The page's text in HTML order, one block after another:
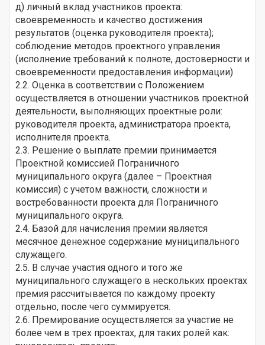
д) личный вклад участников проекта:
своевременность и качество достижения
результатов (оценка руководителя проекта);
соблюдение методов проектного управления
(исполнение требований к полноте, достоверности и
своевременности предоставления информации)
2.2. Оценка в соответствии с Положением
осуществляется в отношении участников проектной
деятельности, выполняющих проектные роли:
руководителя проекта, администратора проекта,
исполнителя проекта.
2.3. Решение о выплате премии принимается
Проектной комиссией Пограничного
муниципального округа (далее – Проектная
комиссия) с учетом важности, сложности и
востребованности проекта для Пограничного
муниципального округа.
2.4. Базой для начисления премии является
месячное денежное содержание муниципального
служащего.
2.5. В случае участия одного и того же
муниципального служащего в нескольких проектах
премия рассчитывается по каждому проекту
отдельно, после чего суммируется.
2.6. Премирование осуществляется за участие не
более чем в трех проектах, для таких ролей как: